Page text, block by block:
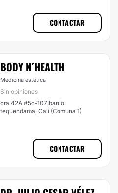
CONTACTAR
BODY N´HEALTH
Medicina estética
Sin opiniones
cra 42A #5c-107 barrio
tequendama, Cali (Comuna 1)
CONTACTAR